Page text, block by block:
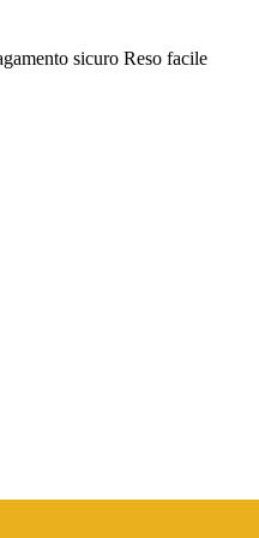
sicuro Reso facile